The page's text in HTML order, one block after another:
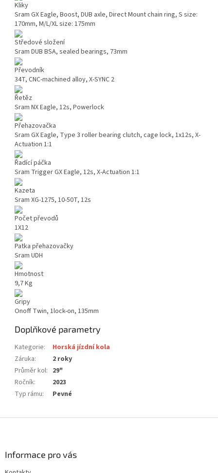
Kliky
Sram GX Eagle, Boost, DUB axle, Direct Mount chain ring, S size:
170mm, M/L/XL size: 175mm
Středové složení
Sram DUB BSA, sealed bearings, 73mm
Převodník
34T, CNC-machined alloy, X-SYNC 2
Řetěz
Sram NX Eagle, 12s, Powerlock
Přehazovačka
Sram GX Eagle, Type 3 roller bearing clutch, cage lock, 1x12s, X-
Actuation 1:1
Řadící páčka
Sram Trigger GX Eagle, 12s, X-Actuation 1:1
Kazeta
Sram XG-1275, 10-50T, 12s
Počet převodů
1X12
Patka přehazovačky
Sram UDH
Hmotnost
9,7 Kg
Gripy
Onoff Twin, 1lock-on, 135mm
Doplňkové parametry
Kategorie:
Horská jízdní kola
Záruka:
2 roky
Průměr kol: 29"
Ročník:
2023
Typ rámu: Pevné
Informace pro vás